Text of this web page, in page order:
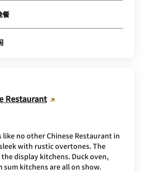
餐 & 晚餐
Restaurant
no other Chinese Restaurant in
with rustic overtones. The
display kitchens. Duck oven,
sum kitchens are all on show.